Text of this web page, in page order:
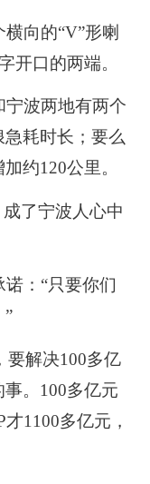
向的“V”形喇
开口的两端。
波两地有两个
耗时长；要么
约120公里。
了宁波人心中
：“只要你们
”
要解决100多亿
。100多亿元
1100多亿元，